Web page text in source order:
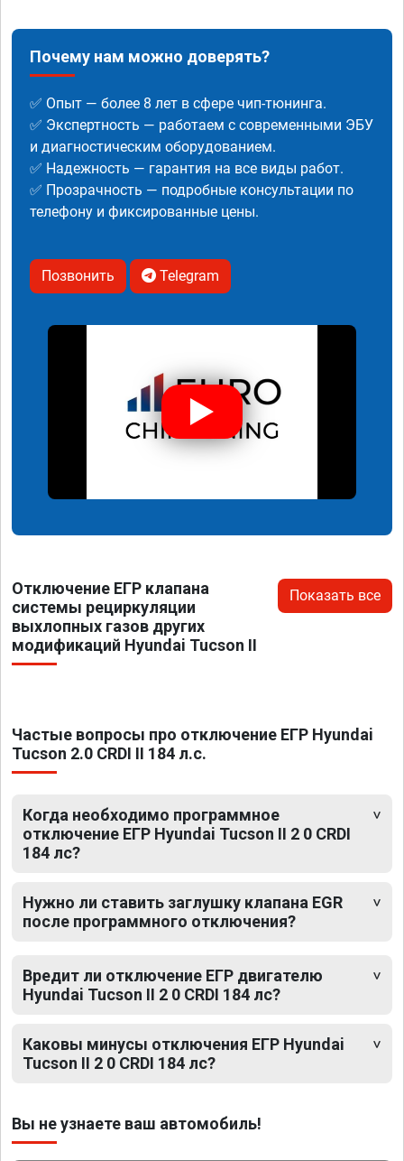
Почему нам можно доверять?
✅ Опыт — более 8 лет в сфере чип-тюнинга.
✅ Экспертность — работаем с современными ЭБУ
и диагностическим оборудованием.
✅ Надежность — гарантия на все виды работ.
✅ Прозрачность — подробные консультации по
телефону и фиксированные цены.
Позвонить Telegram
Отключение ЕГР клапана
системы рециркуляции
выхлопных газов других
модификаций Hyundai Tucson II
Показать все
Частые вопросы про отключение ЕГР Hyundai
Tucson 2.0 CRDI II 184 л.с.
Когда необходимо программное
отключение ЕГР Hyundai Tucson II 2 0 CRDI
184 лс?
Нужно ли ставить заглушку клапана EGR
после программного отключения?
Вредит ли отключение ЕГР двигателю
Hyundai Tucson II 2 0 CRDI 184 лс?
Каковы минусы отключения ЕГР Hyundai
Tucson II 2 0 CRDI 184 лс?
Вы не узнаете ваш автомобиль!